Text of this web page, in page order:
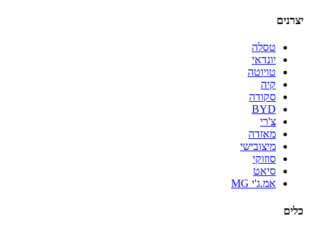
יצרנים
טסלה
יונדאי
טויוטה
קיה
סקודה
BYD
צ'רי
מאזדה
מיצובישי
סוזוקי
סיאט
אמ.ג'י MG
כלים